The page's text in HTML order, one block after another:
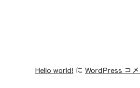
Hello world! に WordPress コ